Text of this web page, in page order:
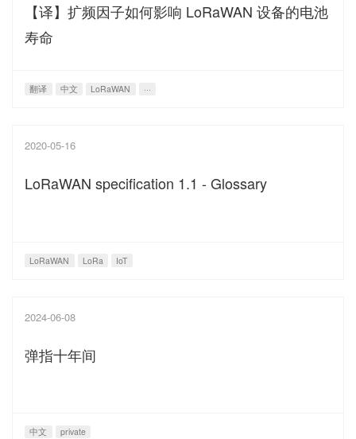
【译】扩频因子如何影响 LoRaWAN 设备的电池
寿命
翻译 中文 LoRaWAN ···
2020-05-16
LoRaWAN specification 1.1 - Glossary
LoRaWAN LoRa IoT
2024-06-08
弹指十年间
中文 private